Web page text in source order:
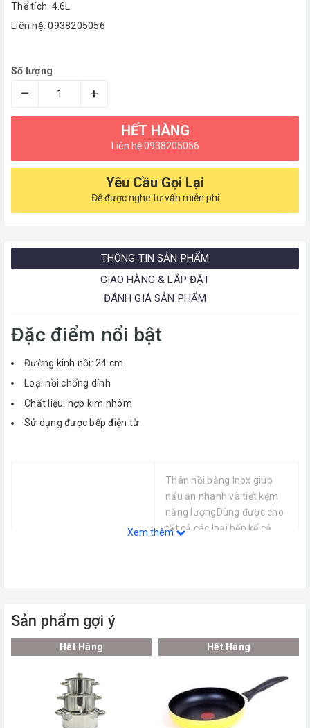
Thể tích: 4.6L
Liên hệ: 0938205056
Số lượng
– +
HẾT HÀNG
Liên hệ 0938205056
Yêu Cầu Gọi Lại
Để được nghe tư vấn miễn phí
THÔNG TIN SẢN PHẨM
GIAO HÀNG & LẮP ĐẶT
ĐÁNH GIÁ SẢN PHẨM
Đặc điểm nổi bật
Đường kính nồi: 24 cm
Loại nồi chống dính
Chất liệu: hợp kim nhôm
Sử dụng được bếp điện từ
Thân nồi bằng Inox giúp
nấu ăn nhanh và tiết kệm
năng lượngDùng được cho
tất cả các loại bếp kể cả
Xem thêm
Sản phẩm gợi ý
Hết Hàng Hết Hàng